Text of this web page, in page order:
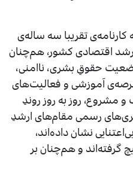
تقریبا سه ساله‌ی
رشد اقتصادی کشور، هم‌چنان
حقوقِ بشری، ناامنی،
عرصه‌ی آموزشی و فعالیت‌های
مشروع، روز به روز روندِ
رسمی مقام‌های ارشدِ
نشان داده‌اند،
و هم‌چنان بر